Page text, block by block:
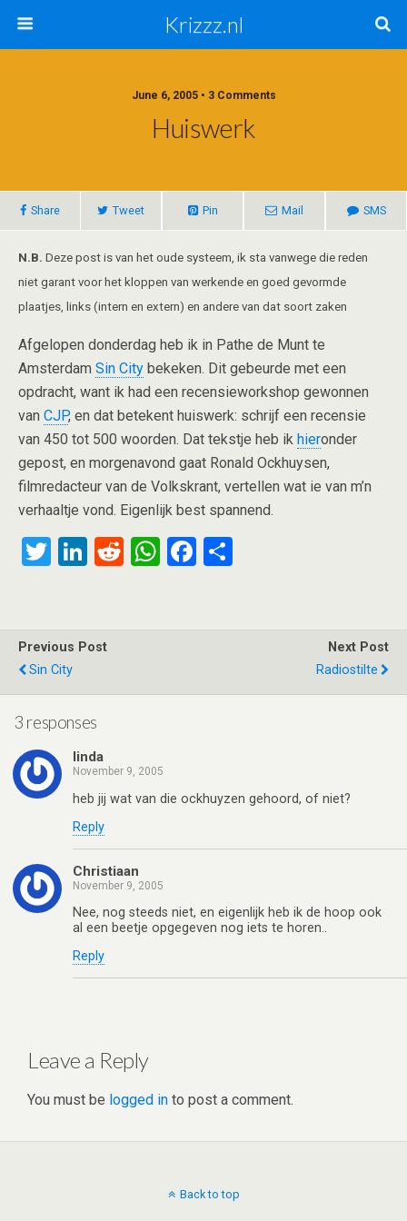
Krizzz.nl
June 6, 2005 • 3 Comments
Huiswerk
Share Tweet Pin Mail SMS
N.B. Deze post is van het oude systeem, ik sta vanwege die reden
niet garant voor het kloppen van werkende en goed gevormde
plaatjes, links (intern en extern) en andere van dat soort zaken
Afgelopen donderdag heb ik in Pathe de Munt te
Amsterdam Sin City bekeken. Dit gebeurde met een
opdracht, want ik had een recensieworkshop gewonnen
van CJP, en dat betekent huiswerk: schrijf een recensie
van 450 tot 500 woorden. Dat tekstje heb ik hieronder
gepost, en morgenavond gaat Ronald Ockhuysen,
filmredacteur van de Volkskrant, vertellen wat ie van m’n
verhaaltje vond. Eigenlijk best spannend.
T
er
Li
dI
R
W
p
F
o
Previous Post
Sin City
Next Post
Radiostilte
3 responses
linda
November 9, 2005
heb jij wat van die ockhuyzen gehoord, of niet?
Reply
Christiaan
November 9, 2005
Nee, nog steeds niet, en eigenlijk heb ik de hoop ook
al een beetje opgegeven nog iets te horen..
Reply
Leave a Reply
You must be logged in to post a comment.
Back to top